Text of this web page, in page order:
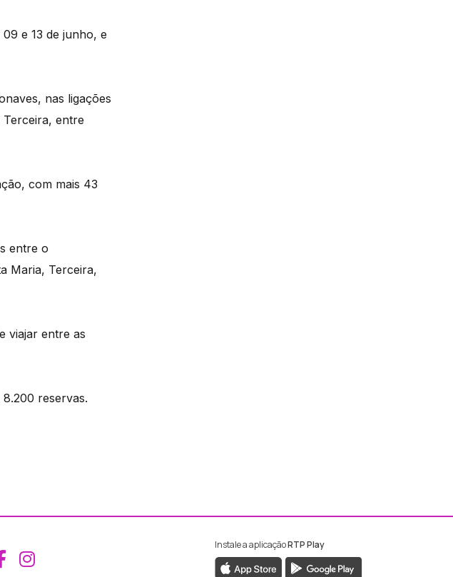
e 13 de junho, e
nas ligações
Terceira, entre
com mais 43
entre o
Maria, Terceira,
viajar entre as
reservas.
Aceder ao Facebook da RTP Madeira
Aceder ao Instagram da RTP Madeira
Instale a aplicaçãoRTP Play